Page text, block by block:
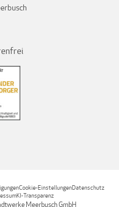
Cookie-EinstellungenDatenschutz
KI-Transparenz
Meerbusch GmbH